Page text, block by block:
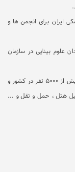
ایران برای انجمن ها و
علوم بینایی در سازمان
فقدان یک مرکز همایش مناسب با ظرفیت بیش از 5000 نفر در کشور و
هتل ، حمل و نقل و ...